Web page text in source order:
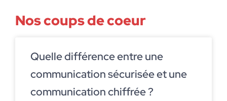
Nos coups de coeur
Quelle différence entre une
communication sécurisée et une
communication chiffrée ?